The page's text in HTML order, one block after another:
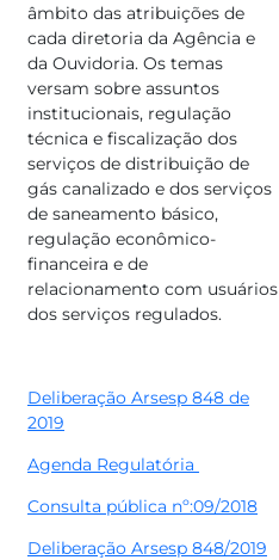
âmbito das atribuições de
cada diretoria da Agência e
da Ouvidoria. Os temas
versam sobre assuntos
institucionais, regulação
técnica e fiscalização dos
serviços de distribuição de
gás canalizado e dos serviços
de saneamento básico,
regulação econômico-
financeira e de
relacionamento com usuários
dos serviços regulados.
Deliberação Arsesp 848 de
2019
Agenda Regulatória
Consulta pública nº:09/2018
Deliberação Arsesp 848/2019